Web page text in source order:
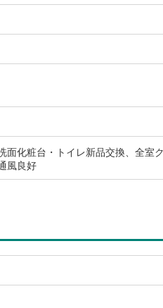
化粧台・トイレ新品交換、全室
風良好